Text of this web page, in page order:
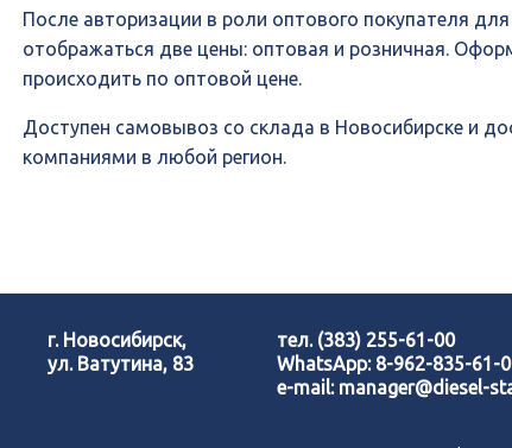
После авторизации в роли оптового покупателя для
отображаться две цены: оптовая и розничная.
происходить по оптовой цене.
Доступен самовывоз со склада в Новосибирске и
компаниями в любой регион.
г. Новосибирск,
ул. Ватутина, 83
тел. (383) 255-61-00
WhatsApp: 8-962-835-61-
e-mail: manager@diesel-